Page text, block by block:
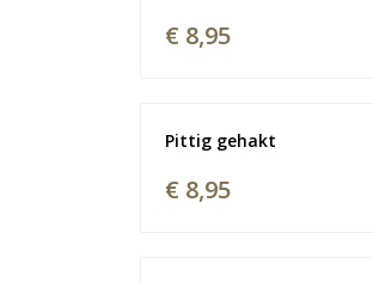
€ 8,95
Pittig gehakt
€ 8,95